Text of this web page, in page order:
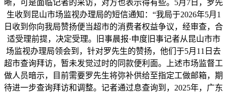
晰，可是面临记者的采访，对方也表示得有些。5月7日，罗先
生收到昆山市场监视办理局的短信通知：“我局于2026年5月1
日收到你向我局赞扬便当超市的消费者权益争议，经审查，合
适受理前提，决定受理。旧事晨报·申度旧事记者从昆山市市
场监视办理局领会到，针对罗先生的赞扬，他们于5月11日去
超市查询拜访，暂未发觉过时的同款便利面。上述市场监督工
做人员暗示，目前需要罗先生将弥补供给至指定工做邮箱，期
待进一步查询拜访和调整。记者通过息查询到，2025年，广东